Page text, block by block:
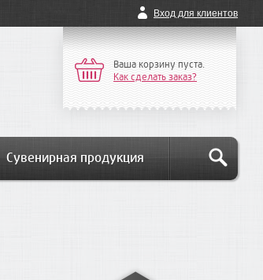
Вход для клиентов
Ваша корзину пуста.
Как сделать заказ?
Сувенирная продукция